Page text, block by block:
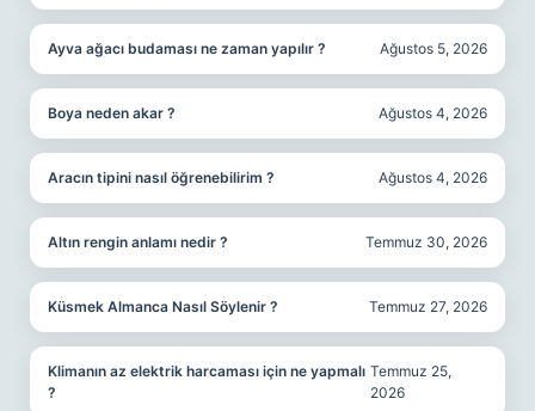
Ayva ağacı budaması ne zaman yapılır ? Ağustos 5, 2026
Boya neden akar ? Ağustos 4, 2026
Aracın tipini nasıl öğrenebilirim ? Ağustos 4, 2026
Altın rengin anlamı nedir ? Temmuz 30, 2026
Küsmek Almanca Nasıl Söylenir ? Temmuz 27, 2026
Klimanın az elektrik harcaması için ne yapmalı
?
Temmuz 25,
2026